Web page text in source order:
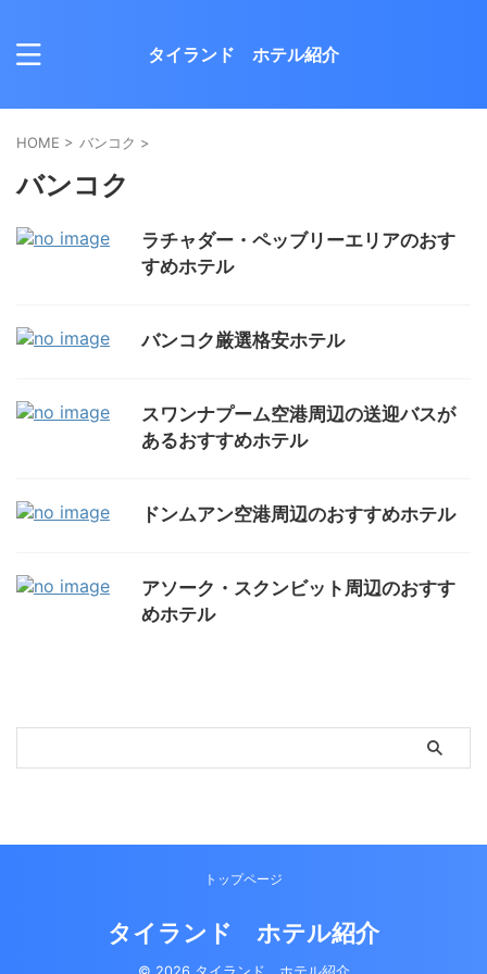
タイランド ホテル紹介
HOME > バンコク >
バンコク
ラチャダー・ペッブリーエリアのおす
すめホテル
バンコク厳選格安ホテル
スワンナプーム空港周辺の送迎バスが
あるおすすめホテル
ドンムアン空港周辺のおすすめホテル
アソーク・スクンビット周辺のおすす
めホテル
トップページ
タイランド ホテル紹介